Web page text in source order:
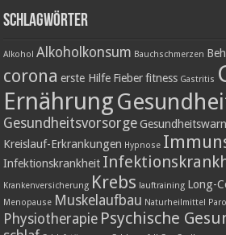
Schlagwörter
Alkohol Alkoholkonsum Bauchschmerzen
corona erste Hilfe Fieber fitness Gastritis
Ernährung
Gesundheitsvorsorge
Kreislauf-Erkrankungen Hypnose
Infektionskrankheit
Krankenversicherung Krebs lauftraining Long-
Menopause Muskelaufbau Naturheilmittel
Physiotherapie Psychische